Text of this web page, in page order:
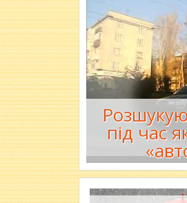
під час